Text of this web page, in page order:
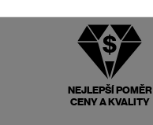
NEJLEPŠÍ POMĚR
CENY A KVALITY